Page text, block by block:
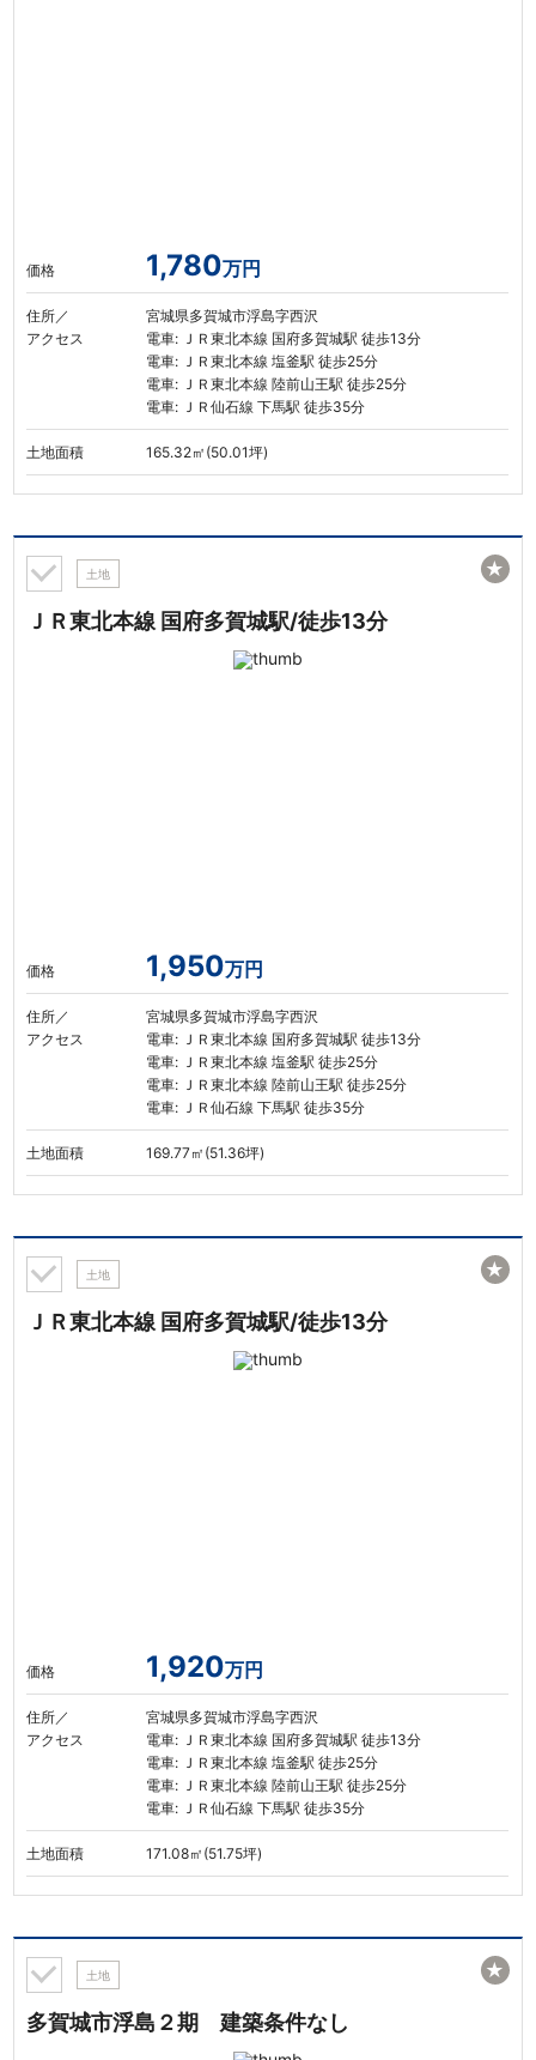
価格 1,780万円
住所／
アクセス
宮城県多賀城市浮島字西沢
電車: ＪＲ東北本線 国府多賀城駅 徒歩13分
電車: ＪＲ東北本線 塩釜駅 徒歩25分
電車: ＪＲ東北本線 陸前山王駅 徒歩25分
電車: ＪＲ仙石線 下馬駅 徒歩35分
土地面積 165.32㎡(50.01坪)
土地
ＪＲ東北本線 国府多賀城駅/徒歩13分
価格 1,950万円
住所／
アクセス
宮城県多賀城市浮島字西沢
電車: ＪＲ東北本線 国府多賀城駅 徒歩13分
電車: ＪＲ東北本線 塩釜駅 徒歩25分
電車: ＪＲ東北本線 陸前山王駅 徒歩25分
電車: ＪＲ仙石線 下馬駅 徒歩35分
土地面積 169.77㎡(51.36坪)
★
土地
ＪＲ東北本線 国府多賀城駅/徒歩13分
価格 1,920万円
住所／
アクセス
宮城県多賀城市浮島字西沢
電車: ＪＲ東北本線 国府多賀城駅 徒歩13分
電車: ＪＲ東北本線 塩釜駅 徒歩25分
電車: ＪＲ東北本線 陸前山王駅 徒歩25分
電車: ＪＲ仙石線 下馬駅 徒歩35分
土地面積 171.08㎡(51.75坪)
★
土地
多賀城市浮島２期 建築条件なし
★